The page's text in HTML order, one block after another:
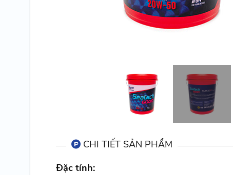
CHI TIẾT SẢN PHẨM
Đặc tính: